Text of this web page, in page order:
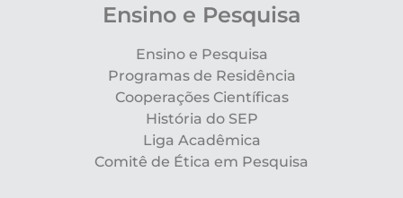
Ensino e Pesquisa
Ensino e Pesquisa
Programas de Residência
Cooperações Científicas
História do SEP
Liga Acadêmica
Comitê de Ética em Pesquisa